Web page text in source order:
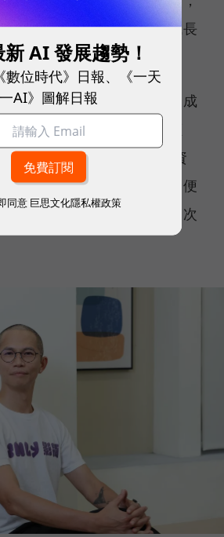
力，才能持續創造新的成長
要的，不是哪一個環節最成
都能為下一個階段創造價
動流量、流量沉澱為會員資
與數據反哺品牌影響力，便
牌飛輪，而不是依賴一次次
AI 發展趨勢！
數位時代》日報、《一天
一AI》圖解日報
同意 巨思文化隱私權政策